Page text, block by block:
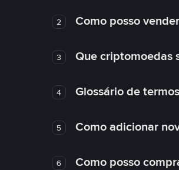
2 Como posso
3 Que criptomoedas
4 Glossário de
5 Como adicionar
6 Como posso